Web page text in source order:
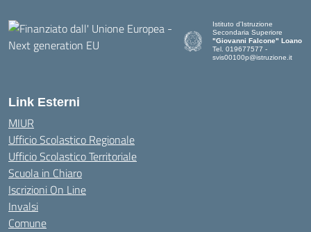
Istituto d'Istruzione
Secondaria Superiore
"Giovanni Falcone" Loano
Tel. 019677577 -
svis00100p@istruzione.it
Link Esterni
MIUR
Ufficio Scolastico Regionale
Ufficio Scolastico Territoriale
Scuola in Chiaro
Iscrizioni On Line
Invalsi
Comune